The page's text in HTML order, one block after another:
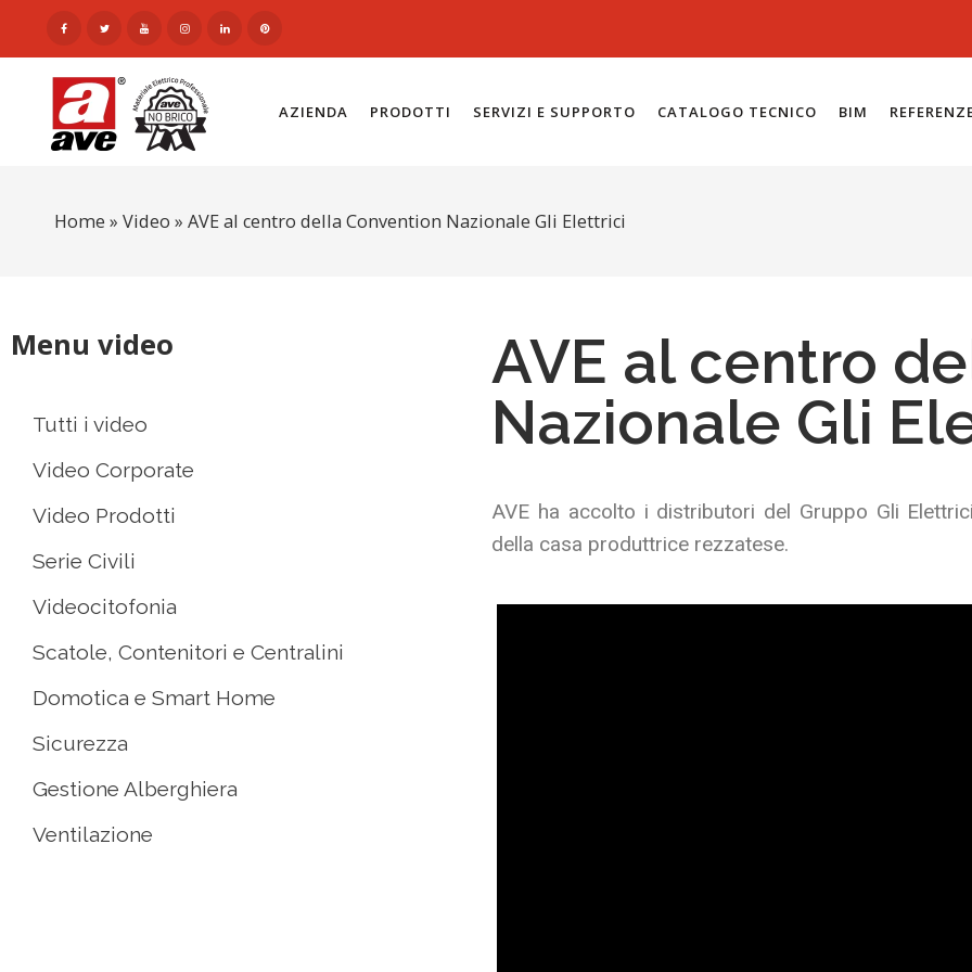
AZIENDA PRODOTTI SERVIZI E SUPPORTO CATALOGO TECNICO BIM
Home » Video » AVE al centro della Convention Nazionale Gli Elettrici
Menu video
Tutti i video
Video Corporate
Video Prodotti
Serie Civili
Videocitofonia
Scatole, Contenitori e Centralini
Domotica e Smart Home
Sicurezza
Gestione Alberghiera
Ventilazione
AVE al centro
Nazionale Gli
AVE ha accolto i distributori del Gruppo Gli
della casa produttrice rezzatese.